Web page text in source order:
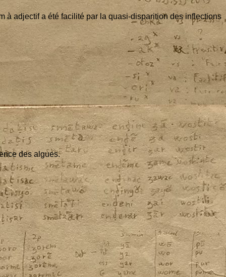
à adjec­tif a été faci­li­té par la qua­si-dis­pa­ri­tion des inflec­tions
des algues.